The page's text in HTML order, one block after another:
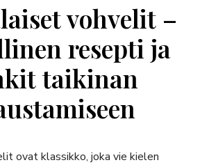
vohvelit –
resepti ja
taikinan
ovat klassikko, joka vie kielen